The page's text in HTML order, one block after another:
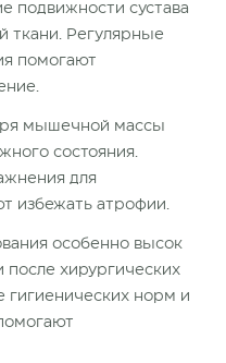
подвижности сустава
ткани. Регулярные
помогают
мышечной массы
состояния.
для
избежать атрофии.
особенно высок
хирургических
гигиенических норм и